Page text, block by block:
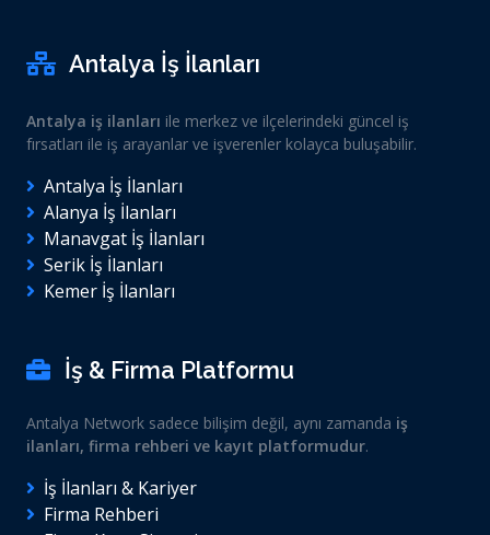
Antalya İş İlanları
Antalya iş ilanları ile merkez ve ilçelerindeki güncel iş
fırsatları ile iş arayanlar ve işverenler kolayca buluşabilir.
Antalya İş İlanları
Alanya İş İlanları
Manavgat İş İlanları
Serik İş İlanları
Kemer İş İlanları
İş & Firma Platformu
Antalya Network sadece bilişim değil, aynı zamanda iş
ilanları, firma rehberi ve kayıt platformudur.
İş İlanları & Kariyer
Firma Rehberi